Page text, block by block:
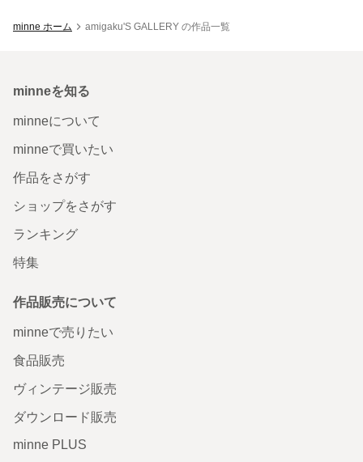
minne ホーム amigaku'S GALLERY の作品一覧
minneを知る
minneについて
minneで買いたい
作品をさがす
ショップをさがす
ランキング
特集
作品販売について
minneで売りたい
食品販売
ヴィンテージ販売
ダウンロード販売
minne PLUS